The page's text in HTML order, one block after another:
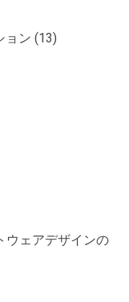
ョン (13)
ウェアデザインの